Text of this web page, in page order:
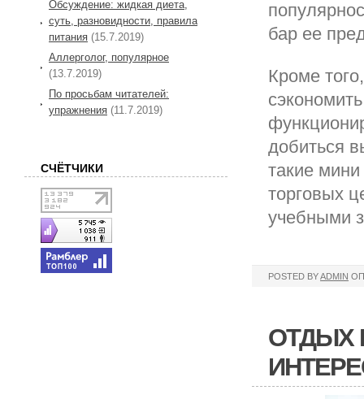
бар ее
Кроме
добиться
такие
торговых
учебными
POSTED BYADMIN
ОТДЫХ
Обсуждение: жидкая диета,
суть, разновидности, правила
питания (15.7.2019)
Аллерголог, популярное
(13.7.2019)
По просьбам читателей:
упражнения (11.7.2019)
СЧЁТЧИКИ